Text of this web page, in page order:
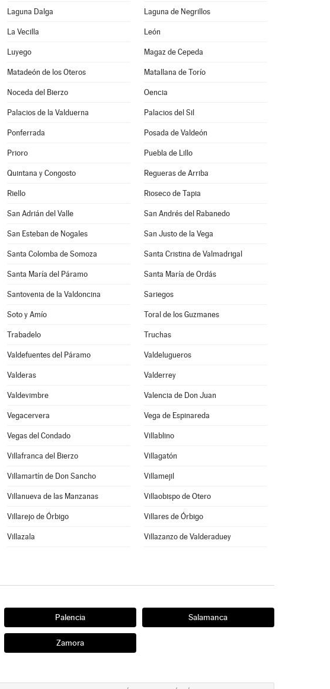
Laguna Dalga Laguna de Negrillos
La Vecilla León
Luyego Magaz de Cepeda
Matadeón de los Oteros Matallana de Torío
Noceda del Bierzo Oencia
Palacios de la Valduerna Palacios del Sil
Ponferrada Posada de Valdeón
Prioro Puebla de Lillo
Quintana y Congosto Regueras de Arriba
Riello Rioseco de Tapia
San Adrián del Valle San Andrés del Rabanedo
San Esteban de Nogales San Justo de la Vega
Santa Colomba de Somoza Santa Cristina de Valmadrigal
Santa María del Páramo Santa María de Ordás
Santovenia de la Valdoncina Sariegos
Soto y Amío Toral de los Guzmanes
Trabadelo Truchas
Valdefuentes del Páramo Valdelugueros
Valderas Valderrey
Valdevimbre Valencia de Don Juan
Vegacervera Vega de Espinareda
Vegas del Condado Villablino
Villafranca del Bierzo Villagatón
Villamartín de Don Sancho Villamejil
Villanueva de las Manzanas Villaobispo de Otero
Villarejo de Órbigo Villares de Órbigo
Villazala Villazanzo de Valderaduey
Palencia Salamanca
Zamora